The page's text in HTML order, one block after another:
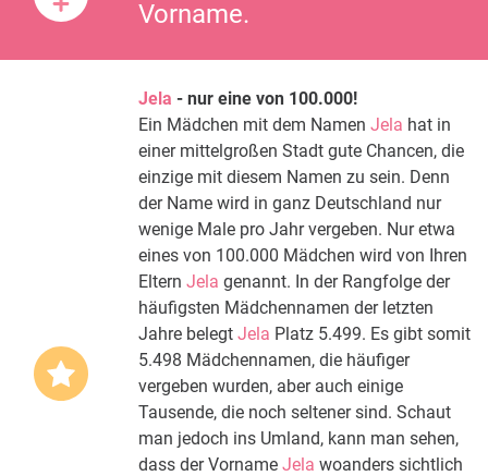
Vorname.
Jela - nur eine von 100.000!
Ein Mädchen mit dem Namen Jela hat in
einer mittelgroßen Stadt gute Chancen, die
einzige mit diesem Namen zu sein. Denn
der Name wird in ganz Deutschland nur
wenige Male pro Jahr vergeben. Nur etwa
eines von 100.000 Mädchen wird von Ihren
Eltern Jela genannt. In der Rangfolge der
häufigsten Mädchennamen der letzten
Jahre belegt Jela Platz 5.499. Es gibt somit
5.498 Mädchennamen, die häufiger
vergeben wurden, aber auch einige
Tausende, die noch seltener sind. Schaut
man jedoch ins Umland, kann man sehen,
dass der Vorname Jela woanders sichtlich